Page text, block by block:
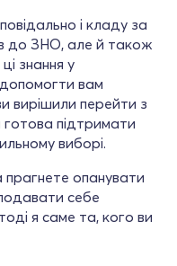
і кладу за
до ЗНО, але й також
знання у
вам
вирішили перейти з
готова підтримати
виборі.
опанувати
себе
я саме та, кого ви